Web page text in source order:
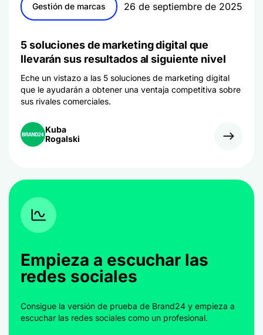
Gestión de marcas 26 de septiembre de 2025
5 soluciones de marketing digital que
llevarán sus resultados al siguiente nivel
Eche un vistazo a las 5 soluciones de marketing digital
que le ayudarán a obtener una ventaja competitiva sobre
sus rivales comerciales.
Kuba
Rogalski
Empieza a escuchar las
redes sociales
Consigue la versión de prueba de Brand24 y empieza a
escuchar las redes sociales como un profesional.